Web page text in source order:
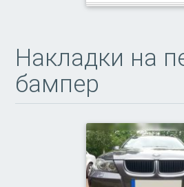
Накладки на
бампер